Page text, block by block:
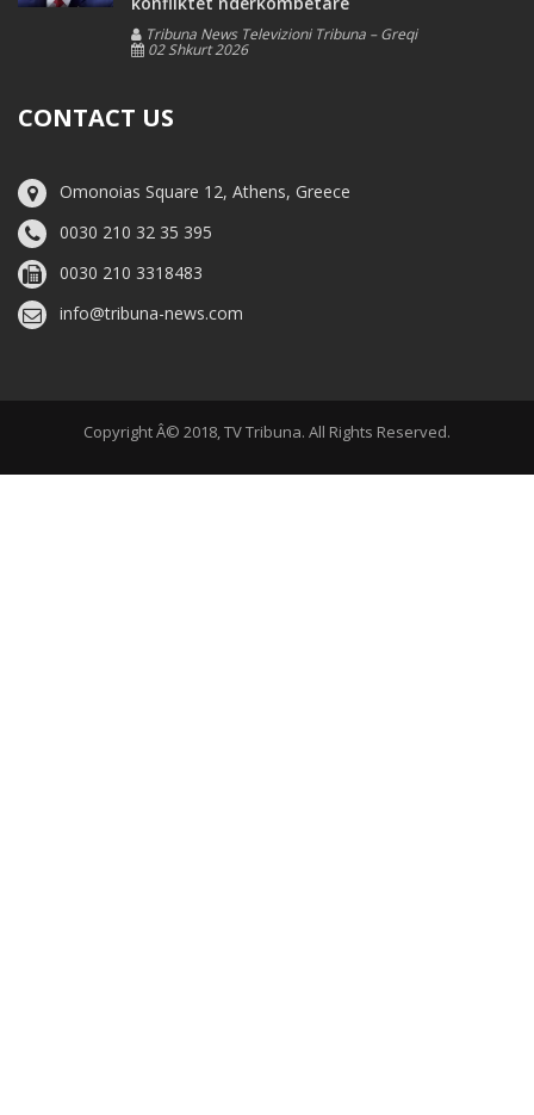
Tribuna News Televizioni Tribuna – Greqi
02 Shkurt 2026
CONTACT US
Omonoias Square 12, Athens, Greece
0030 210 32 35 395
0030 210 3318483
info@tribuna-news.com
Copyright Â© 2018, TV Tribuna. All Rights Reserved.